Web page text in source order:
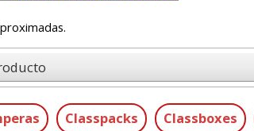
Classpacks Classboxes